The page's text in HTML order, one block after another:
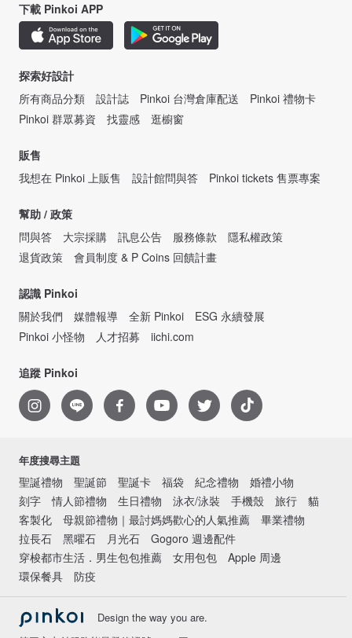
下載 Pinkoi APP
探索好設計
所有商品分類
設計誌 Pinkoi 台灣倉庫配送
Pinkoi 禮物卡
Pinkoi 群眾募資
找靈感 逛櫥窗
販售
我想在 Pinkoi 上販售
設計館問與答 Pinkoi tickets 售票專案
幫助 / 政策
問與答
大宗採購 訊息公告 服務條款
隱私權政策
退貨政策
會員制度 & P Coins 回饋計畫
認識 Pinkoi
關於我們
媒體報導 全新 Pinkoi
ESG 永續發展
Pinkoi 小怪物
人才招募 iichi.com
追蹤 Pinkoi
年度搜尋主題
聖誕禮物 聖誕節 聖誕卡 福袋 紀念禮物
婚禮小物
刻字
情人節禮物 生日禮物 泳衣/泳裝 手機殼 旅行
貓
客製化
母親節禮物｜最討媽媽歡心的人氣推薦
畢業禮物
拉長石
黑曜石 月光石
Gogoro 週邊配件
穿梭都市生活．男生包包推薦
女用包包
Apple 周邊
環保餐具
防疫
Design the way you are.